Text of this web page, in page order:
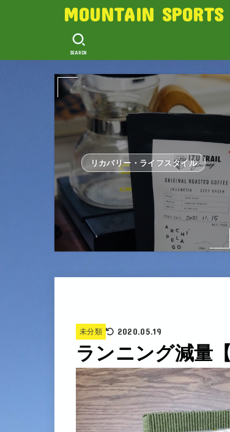
MOUNTAIN SPORTS
SEARCH
リカバリー・ライフスタイル
未分類 2020.05.19
ランニング減量